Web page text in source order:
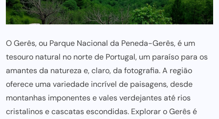
O Gerês, ou Parque Nacional da Peneda-Gerês, é um
tesouro natural no norte de Portugal, um paraíso para os
amantes da natureza e, claro, da fotografia. A região
oferece uma variedade incrível de paisagens, desde
montanhas imponentes e vales verdejantes até rios
cristalinos ecascatas escondidas. Explorar o Gerêsé